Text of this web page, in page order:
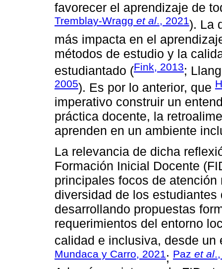
favorecer el aprendizaje de
Tremblay-Wragg et al., 2021). La
más impacta en el
métodos de estudio y la
estudiantado (Fink, 2013;
2005). Es por lo anterior, que
imperativo construir un
práctica docente, la
aprenden en un ambiente
La relevancia de dicha
Formación Inicial Docente
principales focos de
diversidad de los
desarrollando propuestas
requerimientos del entorno
calidad e inclusiva, desde un
Mundaca y Carro, 2021; Paz et al